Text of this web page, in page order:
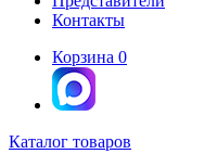
Контакты
Корзина 0
Каталог товаров